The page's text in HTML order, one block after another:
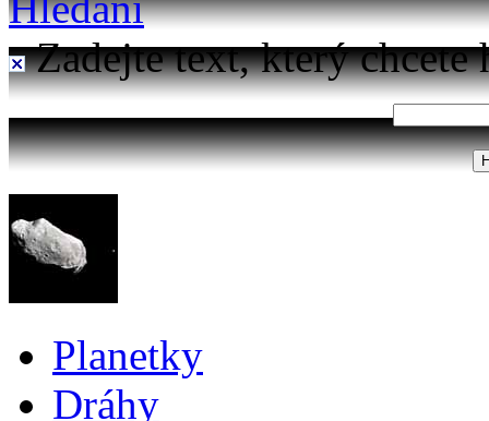
Zadejte text, který chcete
Planetky
Dráhy